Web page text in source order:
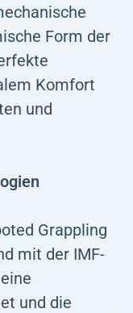
Form der
Komfort
und
Grappling
mit der IMF-
und die